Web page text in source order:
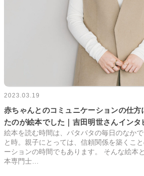
2023.03.19
赤ちゃんとのコミュニケーションの仕
たのが絵本でした｜吉田明世さんインタ
絵本を読む時間は、バタバタの毎日のなか
と時。親子にとっては、信頼関係を築くこ
ーションの時間でもあります。 そんな絵本
本専門士…